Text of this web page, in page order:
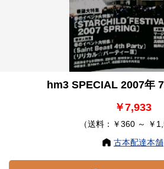
hm3 SPECIAL 2007年
￥7,933
（送料：￥360 ～ ￥
古本配達本舗